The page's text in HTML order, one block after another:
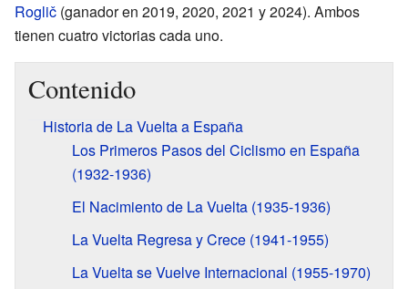
Roglič (ganador en 2019, 2020, 2021 y 2024). Ambos
tienen cuatro victorias cada uno.
Contenido
Historia de La Vuelta a España
Los Primeros Pasos del Ciclismo en España
(1932-1936)
El Nacimiento de La Vuelta (1935-1936)
La Vuelta Regresa y Crece (1941-1955)
La Vuelta se Vuelve Internacional (1955-1970)